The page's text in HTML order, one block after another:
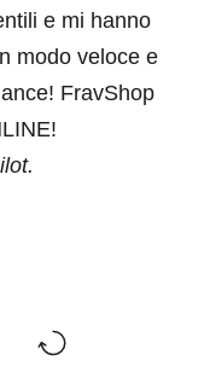
e mi hanno
modo veloce e
FravShop